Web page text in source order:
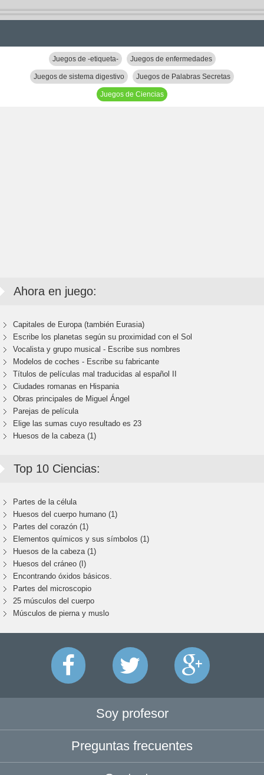
Juegos de -etiqueta- Juegos de enfermedades
Juegos de sistema digestivo Juegos de Palabras Secretas
Juegos de Ciencias
Ahora en juego:
Capitales de Europa (también Eurasia)
Escribe los planetas según su proximidad con el Sol
Vocalista y grupo musical - Escribe sus nombres
Modelos de coches - Escribe su fabricante
Títulos de películas mal traducidas al español II
Ciudades romanas en Hispania
Obras principales de Miguel Ángel
Parejas de película
Elige las sumas cuyo resultado es 23
Huesos de la cabeza (1)
Top 10 Ciencias:
Partes de la célula
Huesos del cuerpo humano (1)
Partes del corazón (1)
Elementos químicos y sus símbolos (1)
Huesos de la cabeza (1)
Huesos del cráneo (I)
Encontrando óxidos básicos.
Partes del microscopio
25 músculos del cuerpo
Músculos de pierna y muslo
Soy profesor
Preguntas frecuentes